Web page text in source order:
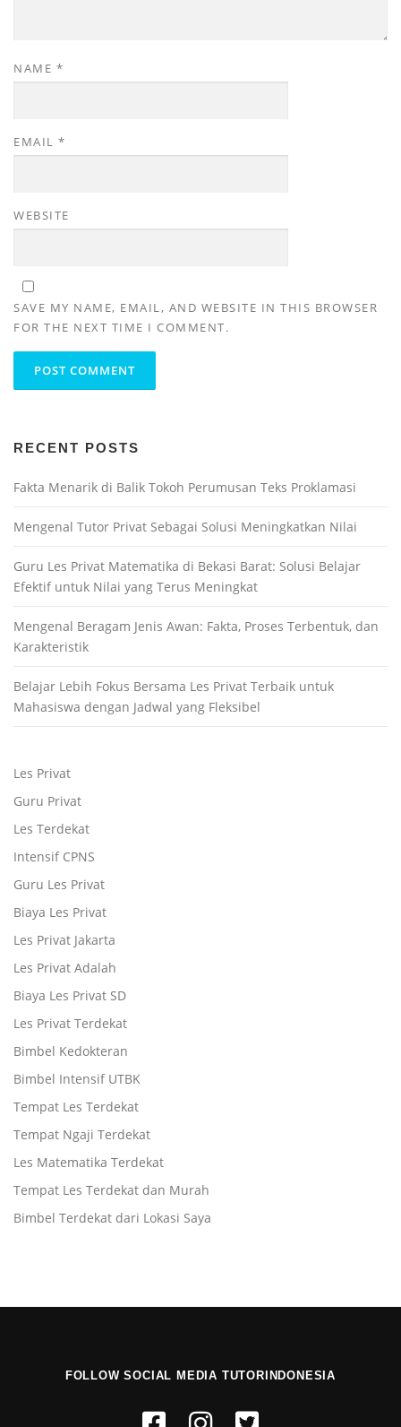
NAME *
EMAIL *
WEBSITE
SAVE MY NAME, EMAIL, AND WEBSITE IN THIS BROWSER
FOR THE NEXT TIME I COMMENT.
RECENT POSTS
Fakta Menarik di Balik Tokoh Perumusan Teks Proklamasi
Mengenal Tutor Privat Sebagai Solusi Meningkatkan Nilai
Guru Les Privat Matematika di Bekasi Barat: Solusi Belajar
Efektif untuk Nilai yang Terus Meningkat
Mengenal Beragam Jenis Awan: Fakta, Proses Terbentuk, dan
Karakteristik
Belajar Lebih Fokus Bersama Les Privat Terbaik untuk
Mahasiswa dengan Jadwal yang Fleksibel
Les Privat
Guru Privat
Les Terdekat
Intensif CPNS
Guru Les Privat
Biaya Les Privat
Les Privat Jakarta
Les Privat Adalah
Biaya Les Privat SD
Les Privat Terdekat
Bimbel Kedokteran
Bimbel Intensif UTBK
Tempat Les Terdekat
Tempat Ngaji Terdekat
Les Matematika Terdekat
Tempat Les Terdekat dan Murah
Bimbel Terdekat dari Lokasi Saya
FOLLOW SOCIAL MEDIA TUTORINDONESIA